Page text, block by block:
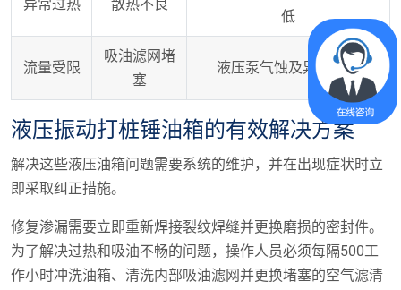
异常过热 散热不良
低
流量受限
吸油滤网堵
塞
液压泵气蚀及异常噪音
液压振动打桩锤油箱的有效解决方案
解决这些液压油箱问题需要系统的维护，并在出现症状时立
即采取纠正措施。
修复渗漏需要立即重新焊接裂纹焊缝并更换磨损的密封件。
为了解决过热和吸油不畅的问题，操作人员必须每隔500工
作小时冲洗油箱、清洗内部吸油滤网并更换堵塞的空气滤清